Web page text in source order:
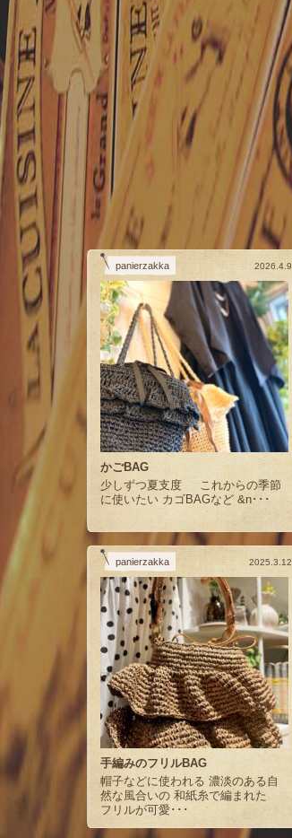
panierzakka 2026.4.9
かごBAG
少しずつ夏支度 これからの季節
に使いたい カゴBAGなど &n･･･
panierzakka 2025.3.12
手編みのフリルBAG
帽子などに使われる 濃淡のある自
然な風合いの 和紙糸で編まれた
フリルが可愛･･･